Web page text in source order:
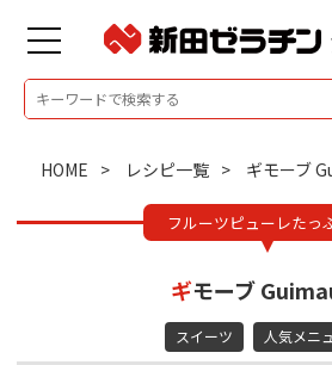
HOME レシピ一覧 ギモーブ
フルーツピューレたっ
ギモーブ
スイーツ 人気メニ